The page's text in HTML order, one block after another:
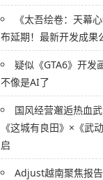
《太吾绘卷：天幕
布延期！最新开发成果
疑似《GTA6》开发
不像是AI了
国风经营邂逅热血
《这城有良田》×《武
启
Adjust越南聚焦报